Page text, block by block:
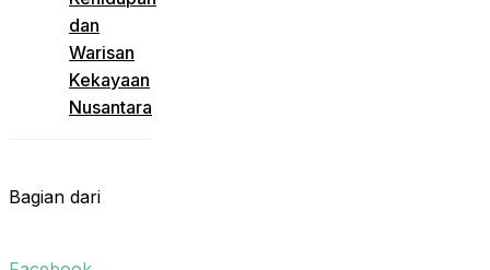
dan
Warisan
Kekayaan
Nusantara
Bagian dari